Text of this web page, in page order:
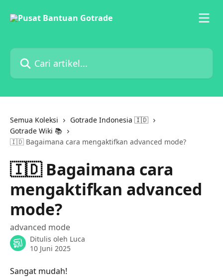
Cari artikel...
Semua Koleksi
Gotrade Indonesia 🇮🇩
Gotrade Wiki 📚
🇮🇩 Bagaimana cara mengaktifkan advanced mode?
🇮🇩 Bagaimana cara
mengaktifkan advanced
mode?
advanced mode
Ditulis oleh Luca
10 Juni 2025
Sangat mudah!